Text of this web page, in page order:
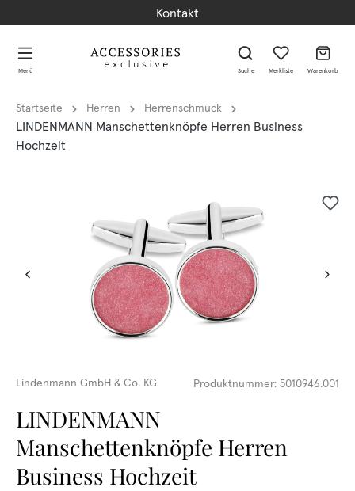
Kontakt
Menü Suche Merkliste Warenkorb
Startseite Herren Herrenschmuck
LINDENMANN Manschettenknöpfe Herren Business
Hochzeit
Lindenmann GmbH & Co. KG Produktnummer: 5010946.001
LINDENMANN
Manschettenknöpfe Herren
Business Hochzeit